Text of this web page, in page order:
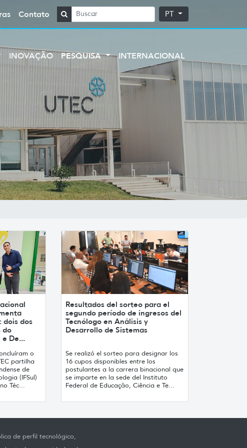
Contato PT
INOVAÇÃO PESQUISA INTERNACIONAL
dois dos
do
e De...
o
partilha
de
(IFSul)
Téc...
Resultados del sorteo para el
segundo período de ingresos del
Tecnólogo en Análisis y
Desarrollo de Sistemas
Se realizó el sorteo para designar los
16 cupos disponibles entre los
postulantes a la carrera binacional que
se imparte en la sede del Instituto
Federal de Educação, Ciência e Te...
de perfil tecnológico,